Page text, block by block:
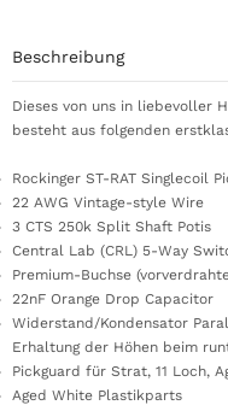
Beschreibung
Dieses von uns in liebevoller
besteht aus folgenden
Rockinger ST-RAT Singlecoil
22 AWG Vintage-style Wire
3 CTS 250k Split Shaft Potis
Central Lab (CRL) 5-Way
Premium-Buchse
22nF Orange Drop Capacitor
Widerstand/Kondensator
Erhaltung der Höhen beim
Pickguard für Strat, 11 Loch,
Aged White Plastikparts